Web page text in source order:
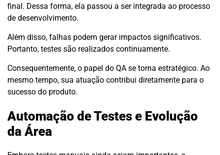
final. Dessa forma, ela passou a ser integrada ao processo
de desenvolvimento.
Além disso, falhas podem gerar impactos significativos.
Portanto, testes são realizados continuamente.
Consequentemente, o papel do QA se torna estratégico. Ao
mesmo tempo, sua atuação contribui diretamente para o
sucesso do produto.
Automação de Testes e Evolução
da Área